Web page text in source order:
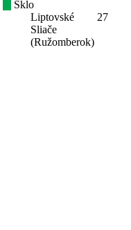
Sklo
Liptovské
Sliače
(Ružomberok)
27